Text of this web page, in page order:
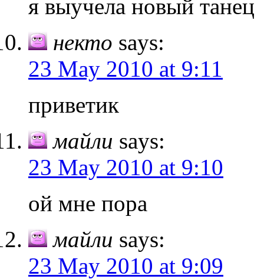
я выучела новый танец
некто says:
23 May 2010 at 9:11
приветик
майли says:
23 May 2010 at 9:10
ой мне пора
майли says:
23 May 2010 at 9:09